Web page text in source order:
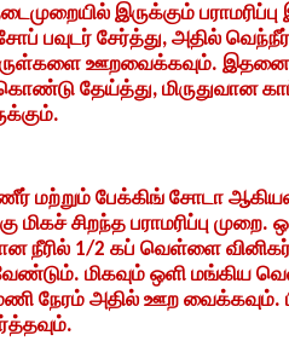
இருக்கும் பராமரிப்பு
பவுடர் சேர்த்து, அதில்
ஊறவைக்கவும்.
கொண்டு தேய்த்து, மிருதுவான
மற்றும் பேக்கிங் சோடா
மிகச் சிறந்த பராமரிப்பு
நீரில் 1/2 கப் வெள்ளை
மிகவும் ஒளி மங்கிய
நேரம் அதில் ஊற வைக்கவும்.